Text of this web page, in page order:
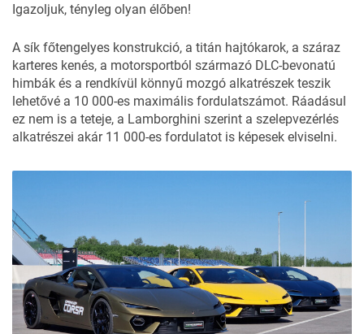
Igazoljuk, tényleg olyan élőben!
A sík főtengelyes konstrukció, a titán hajtókarok, a száraz
karteres kenés, a motorsportból származó DLC-bevonatú
himbák és a rendkívül könnyű mozgó alkatrészek teszik
lehetővé a 10 000-es maximális fordulatszámot. Ráadásul
ez nem is a teteje, a Lamborghini szerint a szelepvezérlés
alkatrészei akár 11 000-es fordulatot is képesek elviselni.